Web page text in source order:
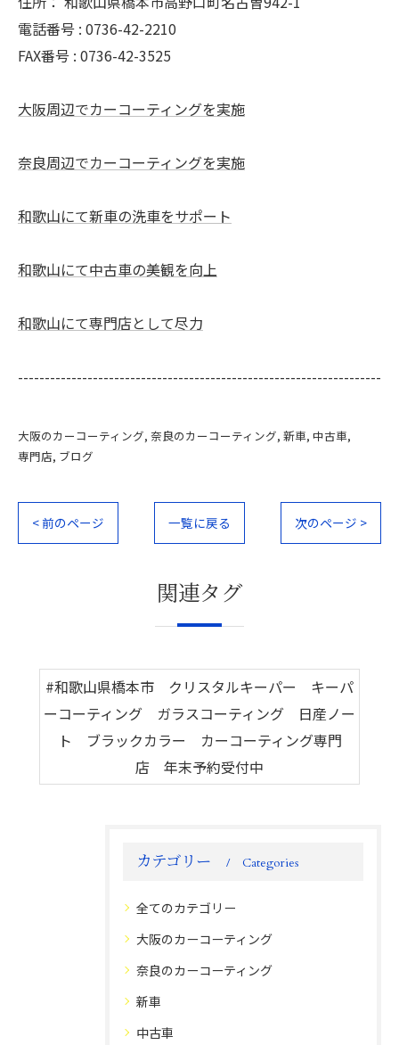
電話番号 : 0736-42-2210
FAX番号 : 0736-42-3525
大阪周辺でカーコーティングを実施
奈良周辺でカーコーティングを実施
和歌山にて新車の洗車をサポート
和歌山にて中古車の美観を向上
和歌山にて専門店として尽力
--------------------------------------------------------------------
大阪のカーコーティング 奈良のカーコーティング 新車 中古車
専門店 ブログ
< 前のページ 一覧に戻る 次のページ >
関連タグ
#和歌山県橋本市 クリスタルキーパー キーパ
ーコーティング ガラスコーティング 日産ノー
ト ブラックカラー カーコーティング専門
店 年末予約受付中
カテゴリー Categories
全てのカテゴリー
大阪のカーコーティング
奈良のカーコーティング
新車
中古車